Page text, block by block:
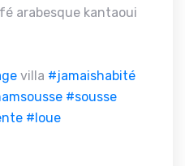
arabesque kantaoui
villa #jamaishabité
#sousse
#loue